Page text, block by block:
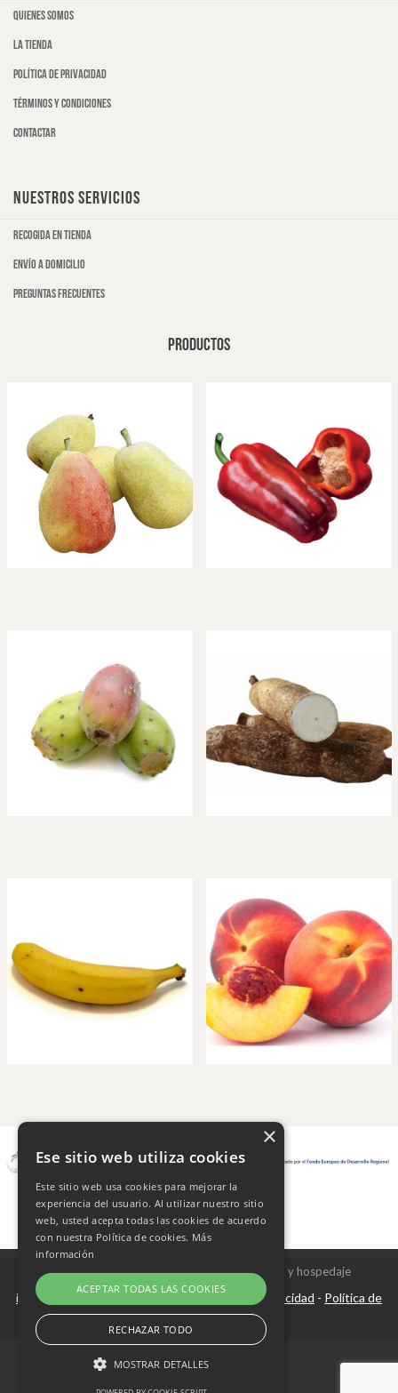
Quienes somos
La tienda
Política de privacidad
Términos y condiciones
Contactar
NUESTROS SERVICIOS
Recogida en tienda
Envío a domicilio
Preguntas frecuentes
PRODUCTOS
Copyright © 2026 Frutas Champi s.l. - Diseño y hospedaje
internetísimo.com Aviso Legal Política de privacidad - Política de
cookies
×
Ese sitio web utiliza cookies
Este sitio web usa cookies para mejorar la
experiencia del usuario. Al utilizar nuestro sitio
web, usted acepta todas las cookies de acuerdo
con nuestra Política de cookies. Más
información
ACEPTAR TODAS LAS COOKIES
RECHAZAR TODO
MOSTRAR DETALLES